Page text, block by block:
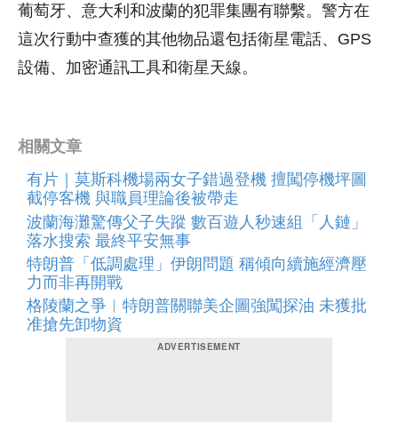
葡萄牙、意大利和波蘭的犯罪集團有聯繫。警方在
這次行動中查獲的其他物品還包括衛星電話、GPS
設備、加密通訊工具和衛星天線。
相關文章
有片｜莫斯科機場兩女子錯過登機 擅闖停機坪圖
截停客機 與職員理論後被帶走
波蘭海灘驚傳父子失蹤 數百遊人秒速組「人鏈」
落水搜索 最終平安無事
特朗普「低調處理」伊朗問題 稱傾向續施經濟壓
力而非再開戰
格陵蘭之爭︱特朗普關聯美企圖強闖探油 未獲批
准搶先卸物資